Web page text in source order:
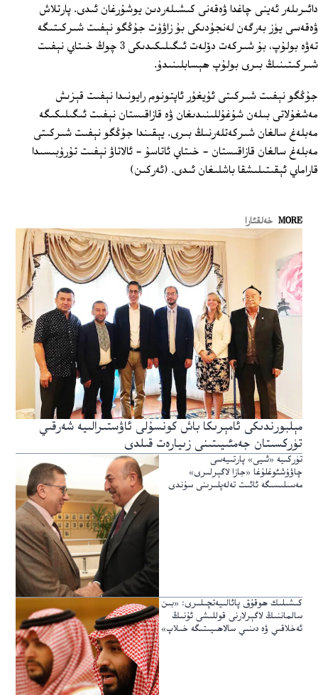
دائىرىلەر ئەينى چاغدا ۋەقەنى كىشىلەردىن يوشۇرغان ئىدى. پارتلاش
ۋەقەسى يۈز بەرگەن لەنجۇدىكى بۇ زاۋۇت جۇڭگو نېفىت شىركىتىگە
تەۋە بولۇپ، بۇ شىركەت دۆلەت ئىگىلىكىدىكى 3 چوڭ خىتاي نېفىت
شىركىتىنىڭ بىرى بولۇپ ھېسابلىنىدۇ.
جۇڭگو نېفىت شىركىتى ئۇيغۇر ئاپتونوم رايونىدا نېفىت قېزىش
مەشغۇلاتى بىلەن شۇغۇللىنىدىغان ۋە قازاقىستان نېفىت ئىگىلىكىگە
مەبلەغ سالغان شىركەتلەرنىڭ بىرى. يېقىندا جۇڭگو نېفىت شىركىتى
مەبلەغ سالغان قازاقىستان - خىتاي ئاتاسۇ - ئالاتاۋ نېفىت تۇرۇبىسىدا
قاراماي ئېقىتىلىشقا باشلىغان ئىدى. (ئەركىن)
MORE خەلقئارا
مېلبورندىكى ئامېرىكا باش كونسۇلى ئاۋستىرالىيە شەرقىي
تۈركسىتان جەمئىيىتىنى زىيارەت قىلدى
تۈركىيە «ئىيى» پارتىيەسى
چاۋۇشئوغلۇغا «جازا لاگېرلىرى»
مەسىلىسىگە ئائىت تەلەپلىرىنى سۇندى
كىشىلىك ھوقۇق پائالىيەتچىلىرى: «بىن
سالماننىڭ لاگېرلارنى قوللىشى ئۇنىڭ
ئەخلاقىي ۋە دىنىي سالاھىيىتىگە خىلاپ»